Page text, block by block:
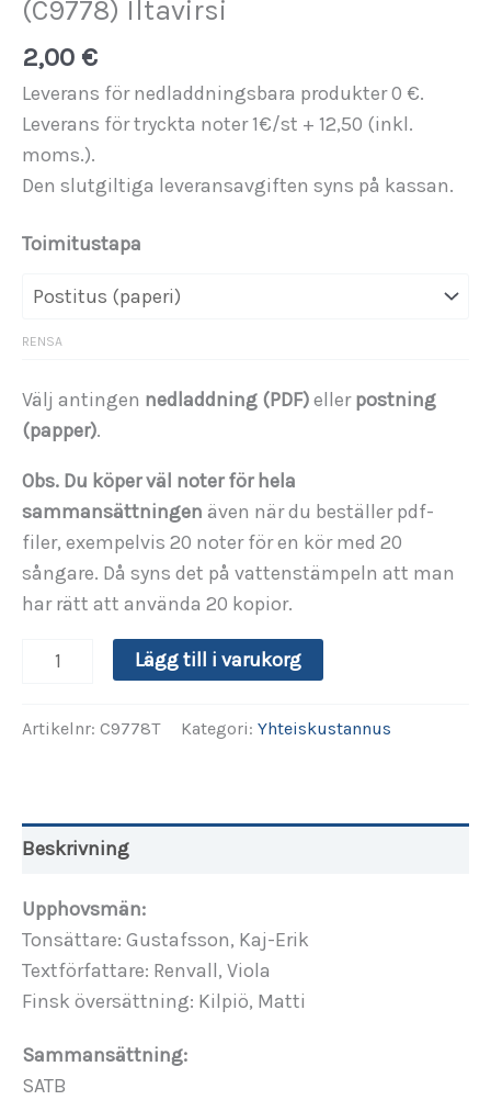
(C9778) Iltavirsi
2,00 €
Leverans för nedladdningsbara produkter 0 €.
Leverans för tryckta noter 1€/st + 12,50 (inkl.
moms.).
Den slutgiltiga leveransavgiften syns på kassan.
Toimitustapa
RENSA
Välj antingen nedladdning (PDF)ellerpostning
(papper).
Obs. Du köper väl noter för hela
sammansättningen även när du beställer pdf-
filer, exempelvis 20 noter för en kör med 20
sångare. Då syns det på vattenstämpeln att man
har rätt att använda 20 kopior.
(C9778)
Lägg till i varukorg
Artikelnr: C9778T Kategori: Yhteiskustannus
Beskrivning
Upphovsmän:
Tonsättare: Gustafsson, Kaj-Erik
Textförfattare: Renvall, Viola
Finsk översättning: Kilpiö, Matti
Sammansättning:
SATB